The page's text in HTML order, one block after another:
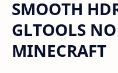
SMOOTH
GLTOOLS
MINECRAFT